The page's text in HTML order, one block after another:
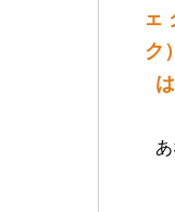
ェ
ク